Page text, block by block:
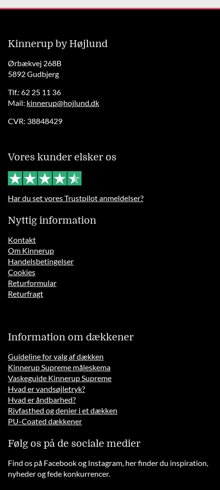
Kinnerup by Højlund
Ørbækvej 268B
5892 Gudbjerg
Tlf.: 62 25 11 36
Mail: kinnerup@hojlund.dk
CVR: 38848429
Vores kunder elsker os
Har du set vores Trustpilot anmeldelser?
Nyttig information
Kontakt
Om Kinnerup
Handelsbetingelser
Cookies
Returformular
Returfragt
Information om dækkener
Guideline for valg af dækken
Kinnerup Supreme måleskema
Vaskeguide Kinnerup Supreme
Hvad er vandsøjletryk?
Hvad er åndbarhed?
Rivfasthed og denier i et dækken
PU-Coated dækkener
Følg os på de sociale medier
Find os på Facebook og Instagram, her finder du inspiration,
nyheder og fede konkurrencer.